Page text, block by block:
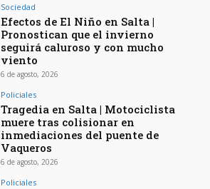
Sociedad
Efectos de El Niño en Salta |
Pronostican que el invierno
seguirá caluroso y con mucho
viento
6 de agosto, 2026
Policiales
Tragedia en Salta | Motociclista
muere tras colisionar en
inmediaciones del puente de
Vaqueros
6 de agosto, 2026
Policiales